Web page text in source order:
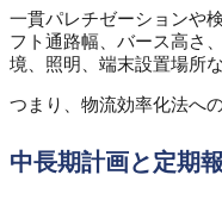
一貫パレチゼーションや
フト通路幅、バース高さ
境、照明、端末設置場所
つまり、物流効率化法へ
中長期計画と定期